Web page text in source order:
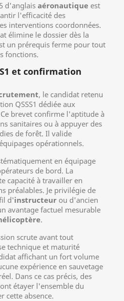
d'anglais aéronautique est
l'efficacité des
interventions coordonnées.
élimine le dossier dès la
un prérequis ferme pour tout
fonctions.
et confirmation
, le candidat retenu
QSSS1 dédiée aux
brevet confirme l'aptitude à
sanitaires ou à appuyer des
de forêt. Il valide
opérationnels.
en équipage
de bord. La
capacité à travailler en
préalables. Je privilégie de
d'instructeur ou d'ancien
avantage factuel mesurable
.
scrute avant tout
technique et maturité
affichant un fort volume
expérience en sauvetage
Dans ce cas précis, des
étayer l'ensemble du
cette absence.